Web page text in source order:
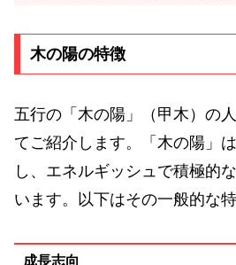
木の陽の特徴
五行の「木の陽」（甲木）の
てご紹介します。「木の陽」
し、エネルギッシュで積極的
います。以下はその一般的な
成長志向